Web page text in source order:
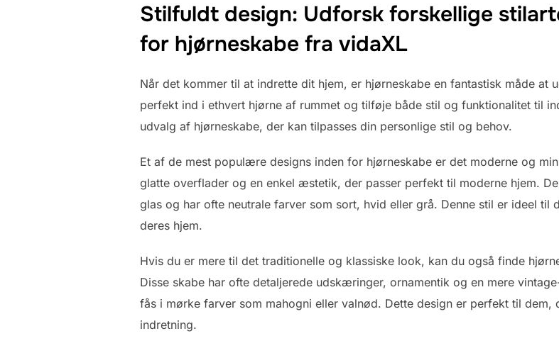
Stilfuldt design: Udforsk forskellige
for hjørneskabe fra vidaXL
Når det kommer til at indrette dit hjem, er hjørneskabe en fantastisk måde at
perfekt ind i ethvert hjørne af rummet og tilføje både stil og funktionalitet til
udvalg af hjørneskabe, der kan tilpasses din personlige stil og behov.
Et af de mest populære designs inden for hjørneskabe er det moderne og
glatte overflader og en enkel æstetik, der passer perfekt til moderne hjem.
glas og har ofte neutrale farver som sort, hvid eller grå. Denne stil er ideel til
deres hjem.
Hvis du er mere til det traditionelle og klassiske look, kan du også finde
Disse skabe har ofte detaljerede udskæringer, ornamentik og en mere
fås i mørke farver som mahogni eller valnød. Dette design er perfekt til
indretning.